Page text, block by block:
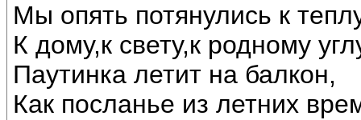
Мы опять потянулись к
К дому,к свету,к родному
Паутинка летит на балкон,
Как посланье из летних